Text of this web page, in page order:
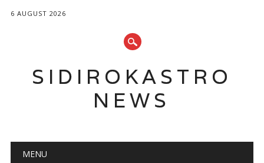
6 AUGUST 2026
SIDIROKASTRO
NEWS
Main menu
MENU